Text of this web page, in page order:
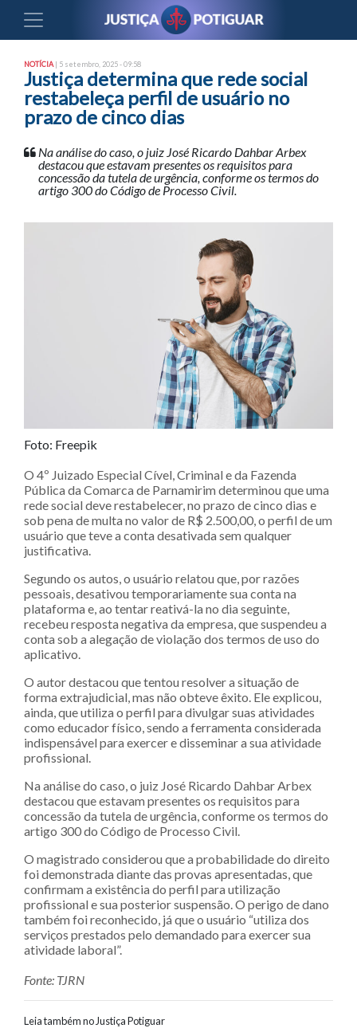
NOTÍCIA | 5 setembro, 2025 - 09:58
Justiça determina que rede social
restabeleça perfil de usuário no
prazo de cinco dias
Na análise do caso, o juiz José Ricardo Dahbar Arbex
destacou que estavam presentes os requisitos para
concessão da tutela de urgência, conforme os termos do
artigo 300 do Código de Processo Civil.
Foto: Freepik
O 4º Juizado Especial Cível, Criminal e da Fazenda
Pública da Comarca de Parnamirim determinou que uma
rede social deve restabelecer, no prazo de cinco dias e
sob pena de multa no valor de R$ 2.500,00, o perfil de um
usuário que teve a conta desativada sem qualquer
justificativa.
Segundo os autos, o usuário relatou que, por razões
pessoais, desativou temporariamente sua conta na
plataforma e, ao tentar reativá-la no dia seguinte,
recebeu resposta negativa da empresa, que suspendeu a
conta sob a alegação de violação dos termos de uso do
aplicativo.
O autor destacou que tentou resolver a situação de
forma extrajudicial, mas não obteve êxito. Ele explicou,
ainda, que utiliza o perfil para divulgar suas atividades
como educador físico, sendo a ferramenta considerada
indispensável para exercer e disseminar a sua atividade
profissional.
Na análise do caso, o juiz José Ricardo Dahbar Arbex
destacou que estavam presentes os requisitos para
concessão da tutela de urgência, conforme os termos do
artigo 300 do Código de Processo Civil.
O magistrado considerou que a probabilidade do direito
foi demonstrada diante das provas apresentadas, que
confirmam a existência do perfil para utilização
profissional e sua posterior suspensão. O perigo de dano
também foi reconhecido, já que o usuário “utiliza dos
serviços prestados pelo demandado para exercer sua
atividade laboral”.
Fonte: TJRN
Leia também no Justiça Potiguar